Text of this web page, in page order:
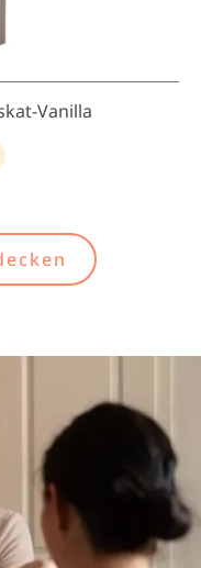
Vanilla